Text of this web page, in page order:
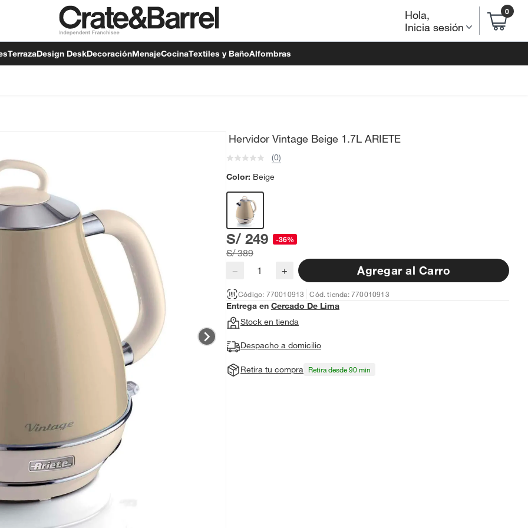
Hola,
Inicia sesión
0
TerrazaDesign DeskDecoraciónMenajeCocinaTextiles y BañoAlfombras
Hervidor Vintage Beige 1.7L ARIETE
(0)
Color: Beige
S/ 249 -36%
S/ 389
−
+ Agregar al Carro
Código: 770010913 Cód. tienda: 770010913
Entrega en Cercado De Lima
Stock en tienda
Despacho a domicilio
Retira tu compra Retira desde 90 min